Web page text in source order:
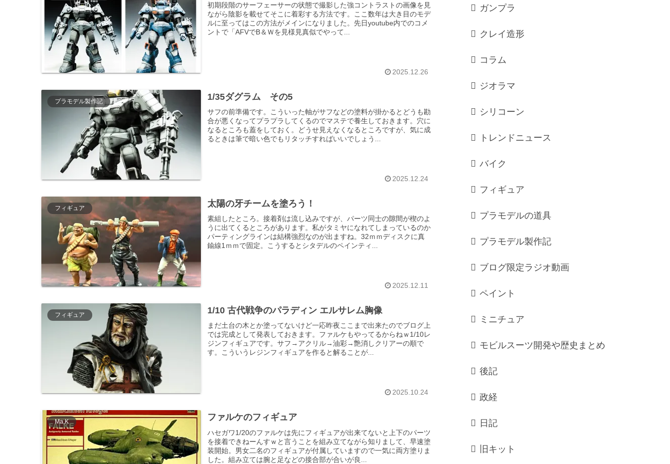
初期段階のサーフェーサーの状態で撮影した強コントラストの画像を見
ながら陰影を載せてそこに着彩する方法です。ここ数年は大き目のモデ
ルに至ってはこの方法がメインになりました。先日youtube内でのコメ
ントで「AFVでB＆Ｗを見様見真似でやって...
2025.12.26
プラモデル製作記 1/35ダグラム その5
サフの前準備です。こういった軸がサフなどの塗料が掛かるとどうも勘
合が悪くなってプラプラしてくるのでマステで養生しておきます。穴に
なるところも蓋をしておく。どうせ見えなくなるところですが、気に成
るときは筆で暗い色でもリタッチすればいいでしょう...
2025.12.24
フィギュア 太陽の牙チームを塗ろう！
素組したところ。接着剤は流し込みですが、パーツ同士の隙間が楔のよ
うに出てくるところがあります。私がタミヤになれてしまっているのか
パーティングラインは結構強烈なのが出ますね。32ｍｍディスクに真
鍮線1ｍｍで固定。こうするとシタデルのペインティ...
2025.12.11
フィギュア 1/10 古代戦争のパラディン エルサレム胸像
まだ土台の木とか塗ってないけど一応昨夜ここまで出来たのでブログ上
では完成として発表しておきます。ファルケもやってるからねｗ1/10レ
ジンフィギュアです。サフ→アクリル→油彩→艶消しクリアーの順で
す。こういうレジンフィギュアを作ると解ることが...
2025.10.24
Ma,K ファルケのフィギュア
ハセガワ1/20のファルケは先にフィギュアが出来てないと上下のパーツ
を接着できねーんすｗと言うことを組み立てながら知りまして、早速塗
装開始。男女二名のフィギュアが付属していますので一気に両方塗りま
した。組み立ては腕と足などの接合部が合いが良...
ガンプラ
クレイ造形
コラム
ジオラマ
シリコーン
トレンドニュース
バイク
フィギュア
プラモデルの道具
プラモデル製作記
ブログ限定ラジオ動画
ペイント
ミニチュア
モビルスーツ開発や歴史まとめ
後記
政経
日記
旧キット